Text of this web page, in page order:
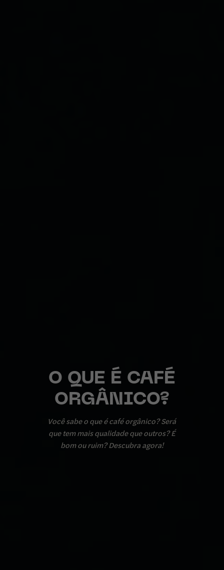
O QUE É CAFÉ
ORGÂNICO?
Você sabe o que é café orgânico? Será
que tem mais qualidade que outros? É
bom ou ruim? Descubra agora!